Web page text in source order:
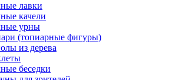
лавки
качели
урны
(топиарные фигуры)
из дерева
беседки